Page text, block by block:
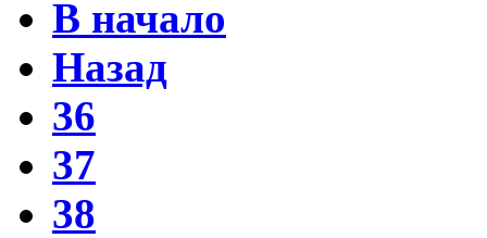
В начало
Назад
36
37
38